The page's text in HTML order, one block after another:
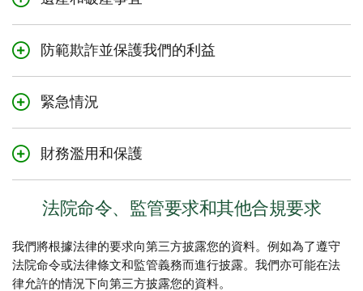
全部或部分轉讓某信貸安排、租約或其他資產，或給予
他人參與的機會時
當我們出售涉及您的資料的資產時，買方可能會根據法律
我們可能會公佈與該聯名賬戶有關的任何資料。我們可能
之前和之後的所有賬戶資料。我們可能根據法律的要求向
您的遺產或破產受託人提供您的任何資料。
防範欺詐並保護我們的利益
預防、檢測或製止財務濫用、欺詐和犯罪活動
調查可能的非法或可疑活動
管理、抵禦或解決任何實際或潛在的損失
為此，我們可能會將您的資料單獨披露或與其他人的資料
個人或機構
調查機構
緊急情況
員披露您的資料。如果我們認為某人的生命、健康或安全
財務濫用和保護
受害者，則可能披露您的資料。我們可能將您的資料披露
執法機構、政府機構或其工作人員
其他金融機構或組織
法院命令、監管要求和其他合規要求
我們將根據法律的要求向第三方披露您的資料。例如為了遵守
法院命令或法律條文和監管義務而進行披露。我們亦可能在法
律允許的情況下向第三方披露您的資料。